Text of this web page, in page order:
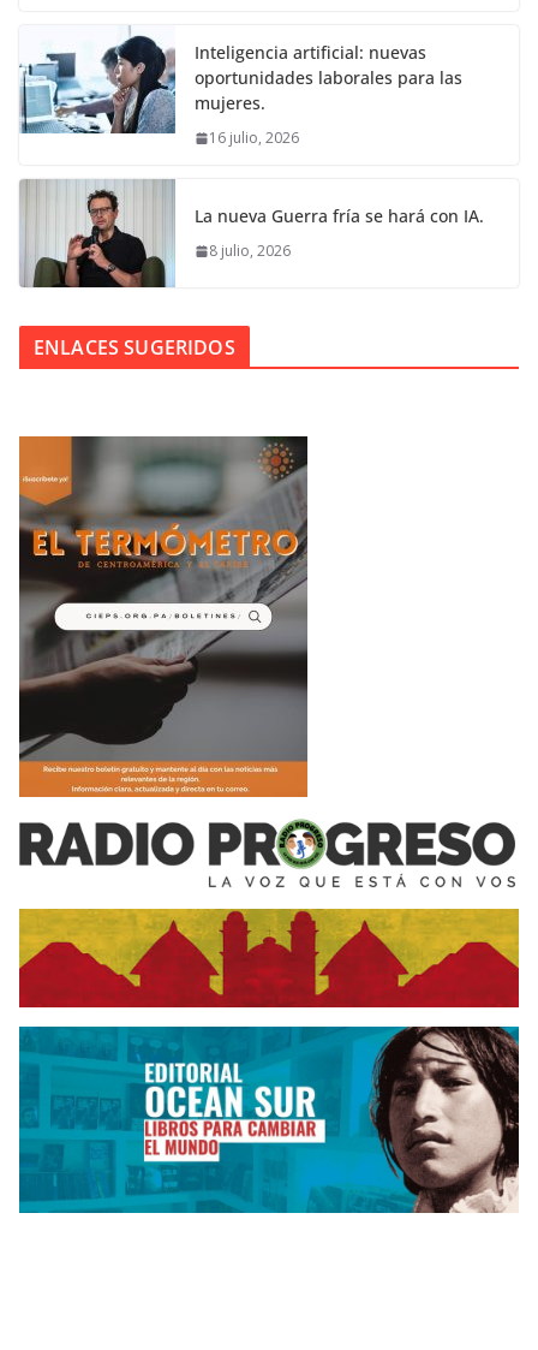
Inteligencia artificial: nuevas
oportunidades laborales para las
mujeres.
16 julio, 2026
La nueva Guerra fría se hará con IA.
8 julio, 2026
ENLACES SUGERIDOS